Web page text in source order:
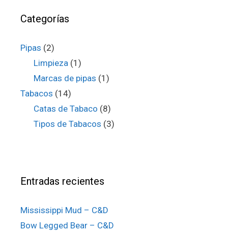
Categorías
Pipas (2)
Limpieza(1)
Marcas de pipas (1)
Tabacos (14)
Catas de Tabaco (8)
Tipos de Tabacos (3)
Entradas recientes
Mississippi Mud – C&D
Bow Legged Bear – C&D